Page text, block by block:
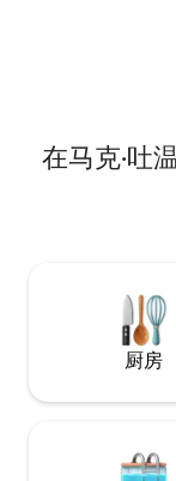
在马克·吐
厨房